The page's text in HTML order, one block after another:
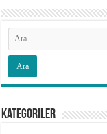
Kategoriler